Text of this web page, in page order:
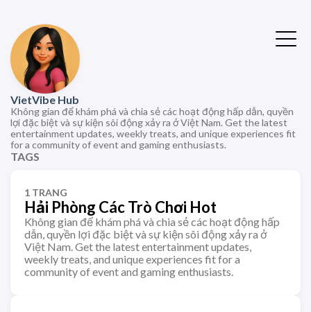
VietVibe Hub
Không gian để khám phá và chia sẻ các hoạt động hấp dẫn, quyền
lợi đặc biệt và sự kiện sôi động xảy ra ở Việt Nam. Get the latest
entertainment updates, weekly treats, and unique experiences fit
for a community of event and gaming enthusiasts.
TAGS
1 TRANG
Hải Phòng Các Trò Chơi Hot
Không gian để khám phá và chia sẻ các hoạt động hấp
dẫn, quyền lợi đặc biệt và sự kiện sôi động xảy ra ở
Việt Nam. Get the latest entertainment updates,
weekly treats, and unique experiences fit for a
community of event and gaming enthusiasts.